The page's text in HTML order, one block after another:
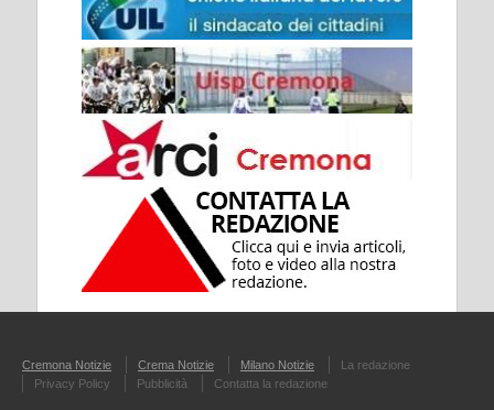
Cremona Notizie Crema Notizie Milano Notizie
La redazione
Privacy Policy
Pubblicità Contatta la redazione